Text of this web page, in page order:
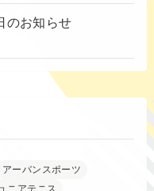
のお知らせ
アーバンスポーツ